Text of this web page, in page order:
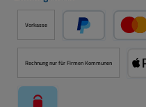
Vorkasse
PayPal
Rechnung nur für Firmen Kommunen